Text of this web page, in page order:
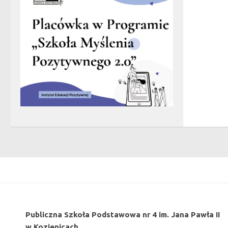
Publiczna Szkoła Podstawowa nr 4 im. Jana Pawła II